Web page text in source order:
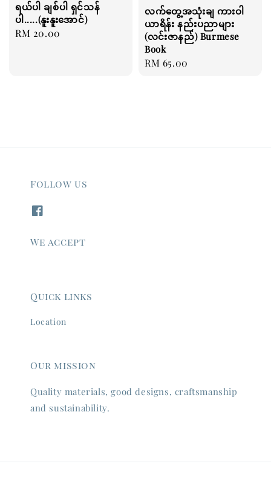
ရယ်ပါ ချစ်ပါ ရှင်သန်
ပါ.....(နူးနူးအောင်)
Regular
RM 20.00
လက်တွေ့အသုံးချ ကားဝါ
ယာရိန်း နည်းပညာများ
(လင်းဇာနည်) Burmese
Book
Regular
RM 65.00
Follow us
We accept
Quick links
Location
Our mission
Quality materials, good designs, craftsmanship
and sustainability.